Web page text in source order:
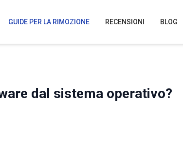
GUIDE PER LA RIMOZIONE RECENSIONI BLOG
dal sistema operativo?